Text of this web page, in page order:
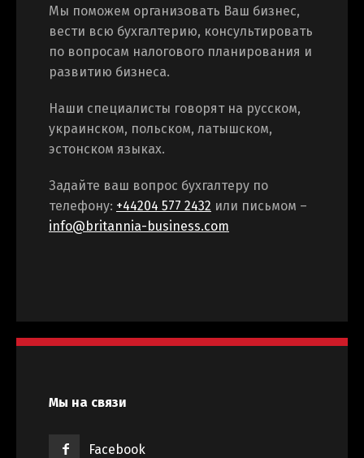
Мы поможем организовать Ваш бизнес,
вести всю бухгалтерию, консультировать
по вопросам налогового планирования и
развитию бизнеса.
Наши специалисты говорят на русском,
украинском, польском, латышском,
эстонском языках.
Задайте ваш вопрос бухгалтеру по
телефону: +44204 577 2432 или письмом –
info@britannia-business.com
Мы на связи
Facebook
Switch The Language